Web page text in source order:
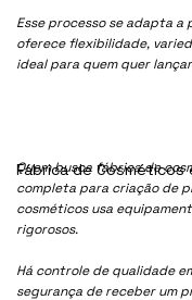
Esse processo se adapta a
oferece flexibilidade,
ideal para quem quer
Quem busca fábrica de
completa para criação de
cosméticos usa
rigorosos.
Há controle de qualidade
segurança de receber um
Fábrica de Cosméticos